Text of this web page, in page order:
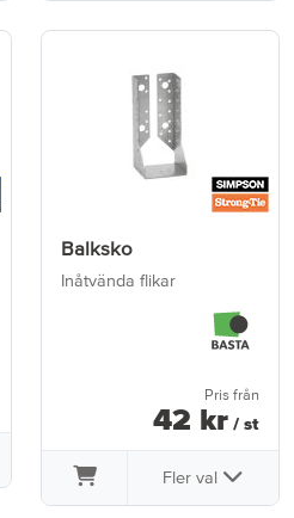
Balksko
Inåtvända flikar
Pris från
42 kr / st
Fler val